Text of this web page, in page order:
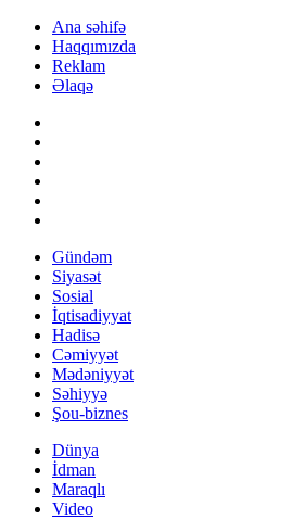
Ana səhifə
Haqqımızda
Reklam
Əlaqə
Gündəm
Siyasət
Sosial
İqtisadiyyat
Hadisə
Cəmiyyət
Mədəniyyət
Səhiyyə
Şou-biznes
Dünya
İdman
Maraqlı
Video